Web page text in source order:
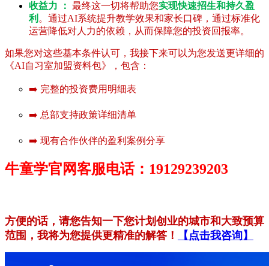
收益力 ： 最终这一切将帮助您实现快速招生和持久盈
利 。通过AI系统提升教学效果和家长口碑，通过标准化
运营降低对人力的依赖，从而保障您的投资回报率。
如果您对这些基本条件认可，我接下来可以为您发送更详细的
《AI自习室加盟资料包》，包含：
➡️ 完整的投资费用明细表
➡️ 总部支持政策详细清单
➡️ 现有合作伙伴的盈利案例分享
牛童学官网客服电话：19129239203
方便的话，请您告知一下您计划创业的城市和大致预算
范围，我将为您提供更精准的解答！
【点击我咨询】